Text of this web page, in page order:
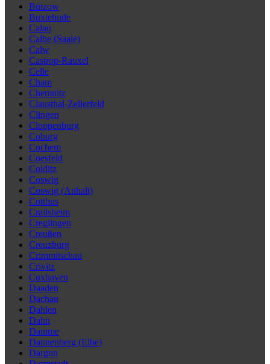
Bützow
Buxtehude
Calau
Calbe (Saale)
Calw
Castrop-Rauxel
Celle
Cham
Chemnitz
Clausthal-Zellerfeld
Clingen
Cloppenburg
Coburg
Cochem
Coesfeld
Colditz
Coswig
Coswig (Anhalt)
Cottbus
Crailsheim
Creglingen
Creußen
Creuzburg
Crimmitschau
Crivitz
Cuxhaven
Daaden
Dachau
Dahlen
Dahn
Damme
Dannenberg (Elbe)
Dargun